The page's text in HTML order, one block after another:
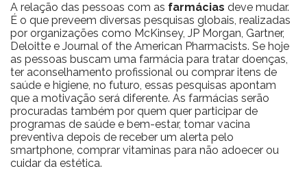
A relação das pessoas com as farmácias deve mudar.
É o que preveem diversas pesquisas globais, realizadas
por organizações como McKinsey, JP Morgan, Gartner,
Deloitte e Journal of the American Pharmacists. Se hoje
as pessoas buscam uma farmácia para tratar doenças,
ter aconselhamento profissional ou comprar itens de
saúde e higiene, no futuro, essas pesquisas apontam
que a motivação será diferente. As farmácias serão
procuradas também por quem quer participar de
programas de saúde e bem-estar, tomar vacina
preventiva depois de receber um alerta pelo
smartphone, comprar vitaminas para não adoecer ou
cuidar da estética.